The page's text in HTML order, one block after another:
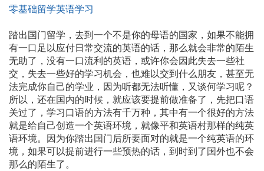
零基础留学英语学习
踏出国门留学，去到一个不是你的母语的国家，如果不能拥
有一口足以应付日常交流的英语的话，那么就会非常的陌生
无助了，没有一口流利的英语，或许你会因此失去一些社
交，失去一些好的学习机会，也难以交到什么朋友，甚至无
法完成你自己的学业，因为听都无法听懂，又谈何学习呢？
所以，还在国内的时候，就应该要提前做准备了，先把口语
关过了，学习口语的方法有千万种，其中有一个很好的方法
就是给自己创造一个英语环境，就像平和英语村那样的纯英
语环境。因为你踏出国门后所要面对的就是一个纯英语的环
境，如果可以提前进行一些预热的话，到时到了国外也不会
那么的陌生了。